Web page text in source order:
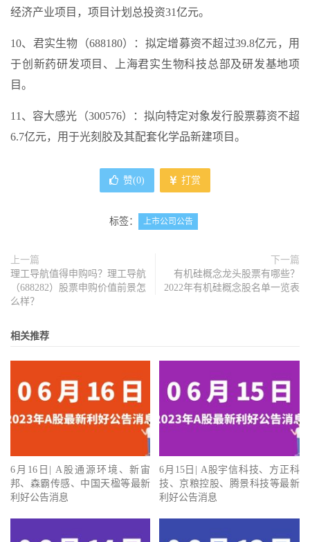
经济产业项目，项目计划总投资31亿元。
10、君实生物（688180）：拟定增募资不超过39.8亿元，用
于创新药研发项目、上海君实生物科技总部及研发基地项
目。
11、容大感光（300576）：拟向特定对象发行股票募资不超
6.7亿元，用于光刻胶及其配套化学品新建项目。
赞(0) 打赏
标签： 上市公司公告
上一篇
理工导航值得申购吗？理工导航
（688282）股票申购价值前景怎
么样？
下一篇
有机硅概念龙头股票有哪些？
2022年有机硅概念股名单一览表
相关推荐
6月16日| A股通源环境、新宙
邦、森霸传感、中国天楹等最新
利好公告消息
6月15日| A股宇信科技、方正科
技、京粮控股、腾景科技等最新
利好公告消息